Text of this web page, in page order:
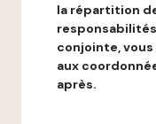
la répartition
conjointe,
aux
après.